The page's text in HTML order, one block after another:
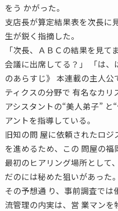
をう かがった。
支店長が算定結果表を次長に
生が鋭く指摘した。
「次長、ＡＢＣの結果を見
会議に出席してる？」 「は
のあらすじ》 本連載の主人公
ティクスの分野で 有名なカリ
アシスタントの“美人弟子” と
アントを指導している。
旧知の問 屋に依頼されたロ
を進めるため、この 問屋の福
最初のヒアリング場所として
だのには秘めた狙いがあった。
その予想通 り、事前調査で
流管理の内実は、営 業マン